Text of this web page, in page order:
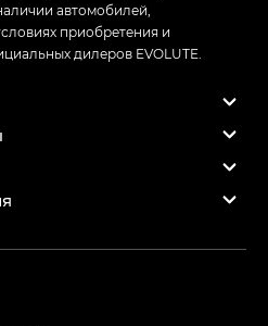
автомобилей,
приобретения и
дилеров EVOLUTE.